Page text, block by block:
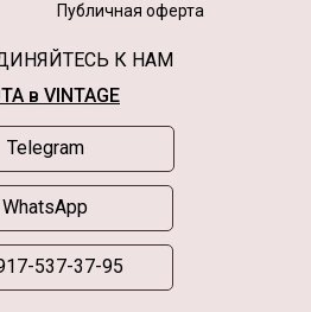
Публичная оферта
К НАМ
Telegram
в VINTAGE
WhatsApp
537-37-95